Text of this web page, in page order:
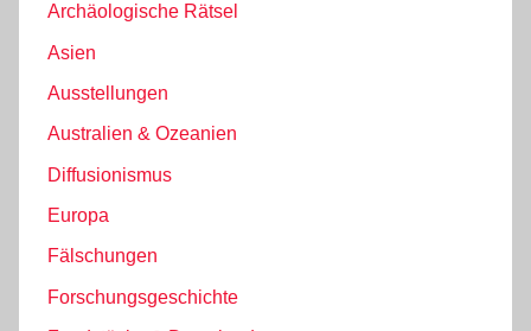
Archäologische Rätsel
Asien
Ausstellungen
Australien & Ozeanien
Diffusionismus
Europa
Fälschungen
Forschungsgeschichte